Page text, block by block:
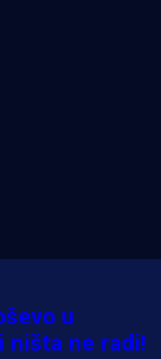
u
ništa ne radi!